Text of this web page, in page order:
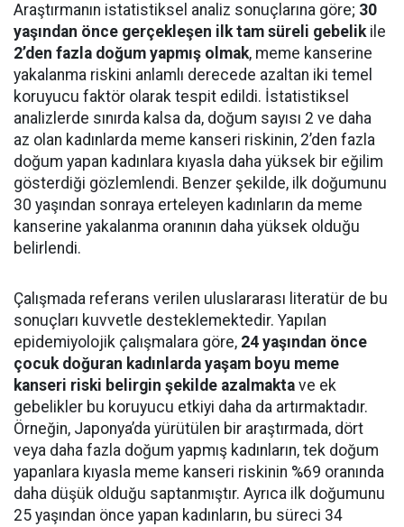
Araştırmanın istatistiksel analiz sonuçlarına göre; 30
yaşından önce gerçekleşen ilk tam süreli gebelikile
2’den fazla doğum yapmış olmak, meme kanserine
yakalanma riskini anlamlı derecede azaltan iki temel
koruyucu faktör olarak tespit edildi. İstatistiksel
analizlerde sınırda kalsa da, doğum sayısı 2 ve daha
az olan kadınlarda meme kanseri riskinin, 2’den fazla
doğum yapan kadınlara kıyasla daha yüksek bir eğilim
gösterdiği gözlemlendi. Benzer şekilde, ilk doğumunu
30 yaşından sonraya erteleyen kadınların da meme
kanserine yakalanma oranının daha yüksek olduğu
belirlendi.
Çalışmada referans verilen uluslararası literatür de bu
sonuçları kuvvetle desteklemektedir. Yapılan
epidemiyolojik çalışmalara göre, 24 yaşından önce
çocuk doğuran kadınlarda yaşam boyu meme
kanseri riski belirgin şekilde azalmakta ve ek
gebelikler bu koruyucu etkiyi daha da artırmaktadır.
Örneğin, Japonya’da yürütülen bir araştırmada, dört
veya daha fazla doğum yapmış kadınların, tek doğum
yapanlara kıyasla meme kanseri riskinin %69 oranında
daha düşük olduğu saptanmıştır. Ayrıca ilk doğumunu
25 yaşından önce yapan kadınların, bu süreci 34